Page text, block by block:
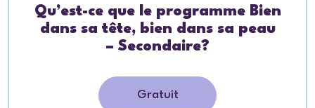
Qu’est-ce que le programme Bien
dans sa tête, bien dans sa peau
– Secondaire?
Gratuit